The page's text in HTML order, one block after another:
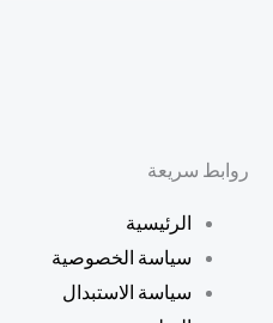
روابط سريعة
الرئيسية
سياسة الخصوصية
سياسة الاستبدال